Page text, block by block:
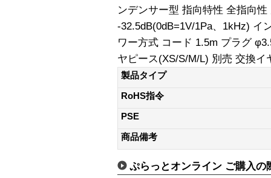
ンデンサー型 指向特性 全指向
-32.5dB(0dB=1V/1Pa、1kHz) イ
ワー方式 コード 1.5m プラグ
ヤピース(XS/S/M/L) 別売 交換イ
製品タイプ
RoHS指令
PSE
商品備考
ぷらっとオンライン ご購入の